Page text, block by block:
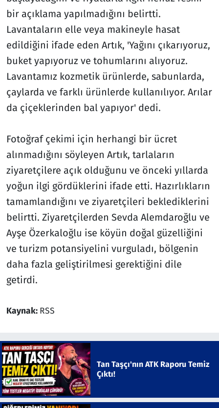
bir açıklama yapılmadığını belirtti.
Lavantaların elle veya makineyle hasat
edildiğini ifade eden Artık, 'Yağını çıkarıyoruz,
buket yapıyoruz ve tohumlarını alıyoruz.
Lavantamız kozmetik ürünlerde, sabunlarda,
çaylarda ve farklı ürünlerde kullanılıyor. Arılar
da çiçeklerinden bal yapıyor' dedi.
Fotoğraf çekimi için herhangi bir ücret
alınmadığını söyleyen Artık, tarlaların
ziyaretçilere açık olduğunu ve önceki yıllarda
yoğun ilgi gördüklerini ifade etti. Hazırlıkların
tamamlandığını ve ziyaretçileri beklediklerini
belirtti. Ziyaretçilerden Sevda Alemdaroğlu ve
Ayşe Özerkaloğlu ise köyün doğal güzelliğini
ve turizm potansiyelini vurguladı, bölgenin
daha fazla geliştirilmesi gerektiğini dile
getirdi.
Kaynak: RSS
Tan Taşçı'nın ATK Raporu Temiz
Çıktı!